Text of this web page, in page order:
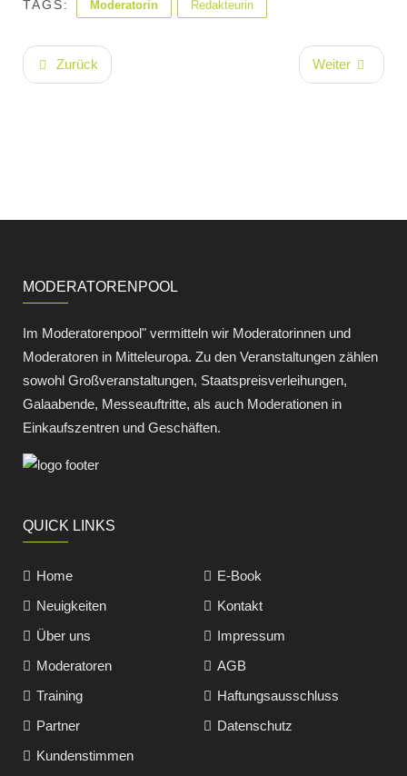
TAGS: Moderatorin Redakteurin
Zurück Weiter
MODERATORENPOOL
Im Moderatorenpool" vermitteln wir Moderatorinnen und
Moderatoren in Mitteleuropa. Zu den Veranstaltungen zählen
sowohl Großveranstaltungen, Staatspreisverleihungen,
Galaabende, Messeauftritte, als auch Moderationen in
Einkaufszentren und Geschäften.
QUICK LINKS
Home
E-Book
Neuigkeiten
Kontakt
Über uns
Impressum
Moderatoren
AGB
Training
Haftungsausschluss
Partner
Datenschutz
Kundenstimmen